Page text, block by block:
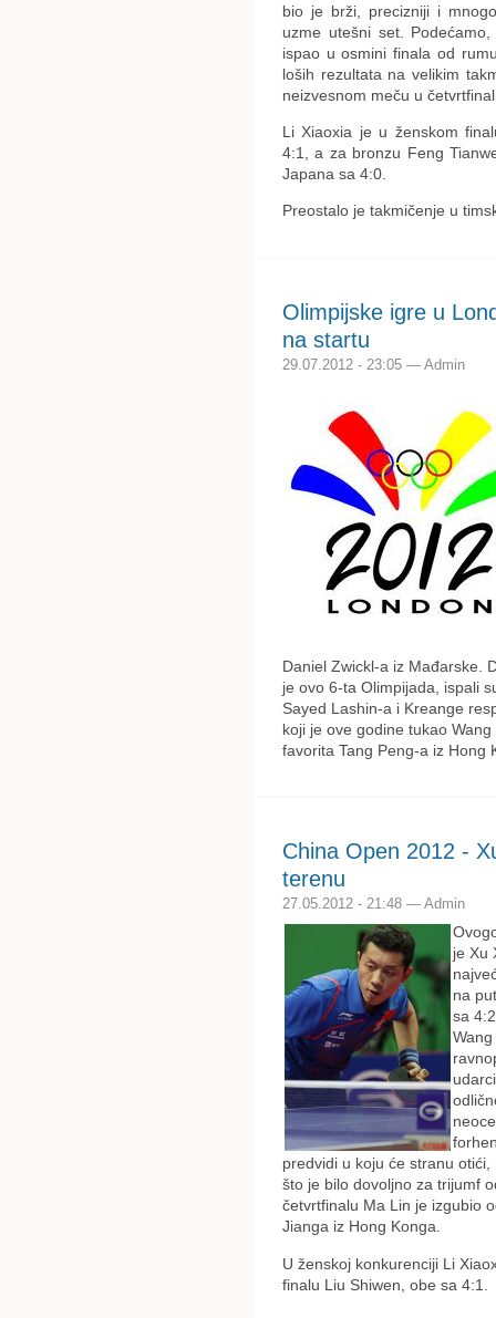
bio je brži, precizniji i
uzme utešni set.
ispao u osmini finala od
loših rezultata na velikim
neizvesnom meču u
Li Xiaoxia je u ženskom
4:1, a za bronzu Feng
Japana sa 4:0.
Preostalo je takmičenje u
Olimpijske igre u
na startu
29.07.2012 - 23:05 — Admin
Daniel Zwickl-a iz Mađarske.
je ovo 6-ta Olimpijada, ispali
Sayed Lashin-a i Kreange
koji je ove godine tukao
favorita Tang Peng-a iz Hong
China Open 2012 -
terenu
27.05.2012 - 21:48 — Admin
je Xu
na
sa
predvidi u koju će stranu
što je bilo dovoljno za trijumf
četvrtfinalu Ma Lin je izgubio
Jianga iz Hong Konga.
U ženskoj konkurenciji Li
finalu Liu Shiwen, obe sa 4:1.